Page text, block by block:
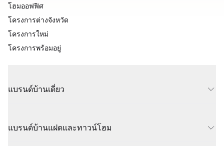
โฮมออฟฟิศ
โครงการต่างจังหวัด
โครงการใหม่
โครงการพร้อมอยู่
แบรนด์บ้านเดี่ยว
แบรนด์บ้านแฝดและทาวน์โฮม